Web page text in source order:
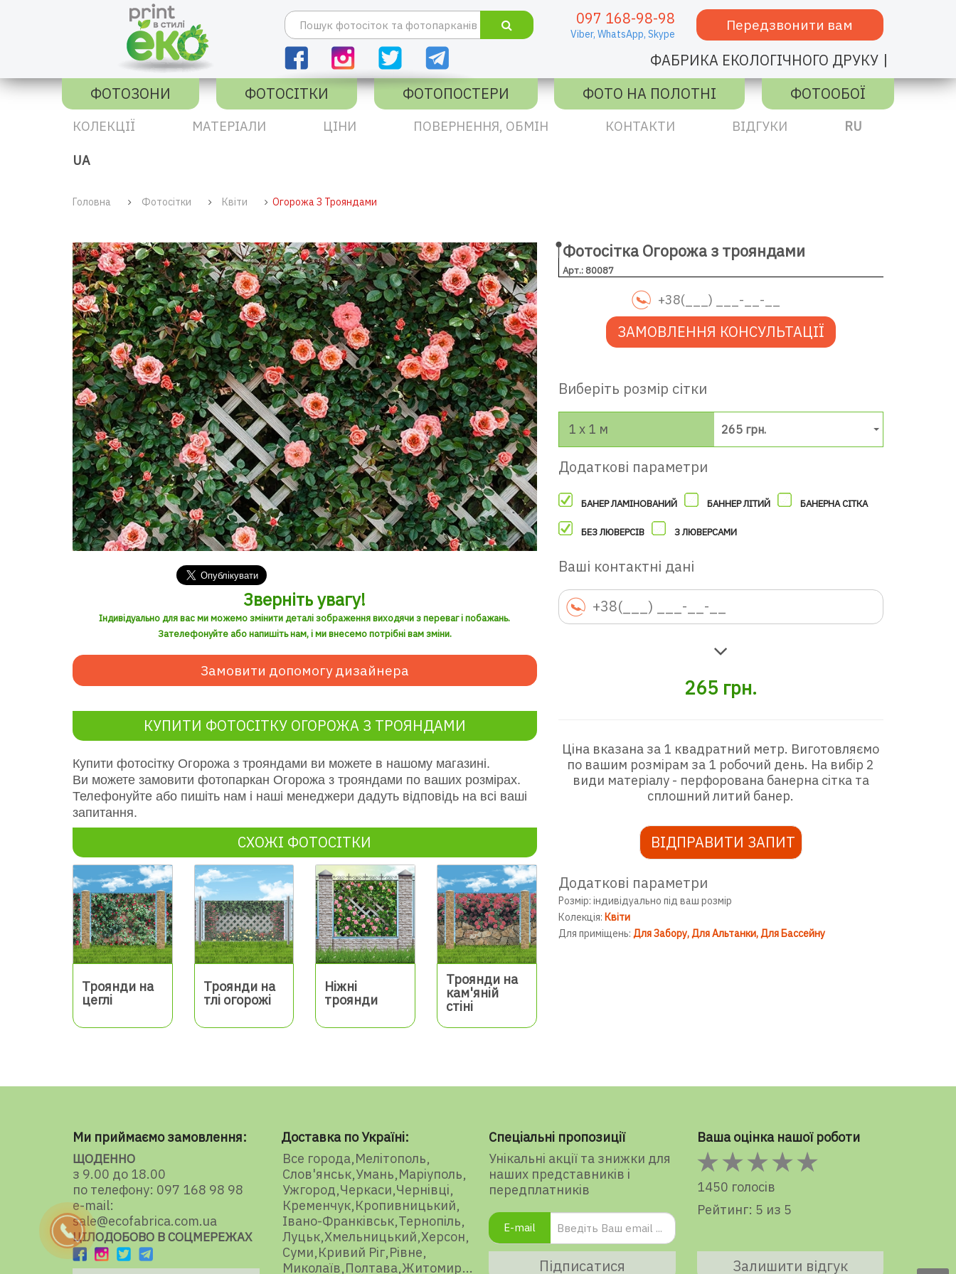
097 168-98-98
Viber, WhatsApp, Skype
Передзвонити вам
ФАБРИКА ЕКОЛОГІЧНОГО ДРУКУ |
ФОТОЗОНИ
ФОТОСІТКИ ФОТОПОСТЕРИ ФОТО НА ПОЛОТНІ ФОТООБОЇ
КОЛЕКЦІЇ МАТЕРІАЛИ ЦІНИ ПОВЕРНЕННЯ, ОБМІН КОНТАКТИ ВІДГУКИ RU
UA
Головна Фотосітки Квіти Огорожа З Трояндами
Зверніть увагу!
Індивідуально для вас ми можемо змінити деталі зображення виходячи з переваг і побажань.
Зателефонуйте або напишіть нам, і ми внесемо потрібні вам зміни.
Замовити допомогу дизайнера
КУПИТИ ФОТОСІТКУ ОГОРОЖА З ТРОЯНДАМИ
Купити фотосітку Огорожа з трояндами ви можете в нашому магазині.
Ви можете замовити фотопаркан Огорожа з трояндами по ваших розмірах.
Телефонуйте або пишіть нам і наші менеджери дадуть відповідь на всі ваші
запитання.
СХОЖІ ФОТОСІТКИ
Троянди на
цеглі
Троянди на
тлі огорожі
Ніжні
троянди
Троянди на
кам'яній
стіні
Фотосітка Огорожа з трояндами
Арт.: 80087
ЗАМОВЛЕННЯ КОНСУЛЬТАЦІЇ
Виберіть розмір сітки
1 х 1 м 265 грн.
Додаткові параметри
БАНЕР ЛАМІНОВАНИЙ БАННЕР ЛІТИЙ БАНЕРНА СІТКА
БЕЗ ЛЮВЕРСІВ З ЛЮВЕРСАМИ
Ваші контактні дані
265 грн.
Ціна вказана за 1 квадратний метр. Виготовляємо
по вашим розмірам за 1 робочий день. На вибір 2
види матеріалу - перфорована банерна сітка та
сплошний литий банер.
ВІДПРАВИТИ ЗАПИТ
Додаткові параметри
Розмір: індивідуально під ваш розмір
Колекція: Квіти
Для приміщень: Для Забору Для Альтанки Для Бассейну
Ми приймаємо замовлення:
ЩОДЕННО
з 9.00 до 18.00
по телефону: 097 168 98 98
e-mail:
sale@ecofabrica.com.ua
ЦІЛОДОБОВО В СОЦМЕРЕЖАХ
Доставка по Україні:
Все города Мелітополь
Слов'янськ Умань Маріуполь
Ужгород Черкаси Чернівці
Кременчук Кропивницький
Івано-Франківськ Тернопіль
Луцьк Хмельницький Херсон
Суми Кривий Ріг Рівне
Миколаїв Полтава Житомир
Спеціальні пропозиції
Унікальні акції та знижки для
наших представників і
передплатників
E-mail
Підписатися
Ваша оцінка нашої роботи
1450 голосів
Рейтинг: 5 из 5
Залишити відгук